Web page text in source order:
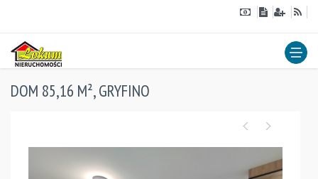
DOM 85,16 M², GRYFINO